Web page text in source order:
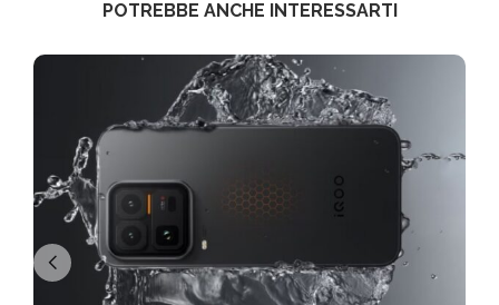
POTREBBE ANCHE INTERESSARTI